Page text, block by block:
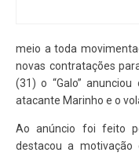
meio a toda
novas contratações
(31) o “Galo”
atacante Marinho e o
Ao anúncio foi feito
destacou a